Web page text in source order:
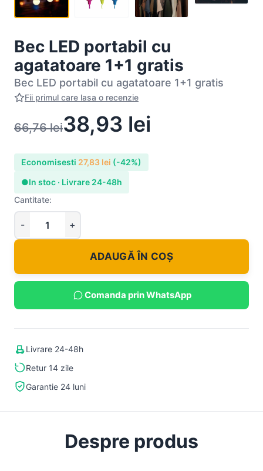
Bec LED portabil cu
agatatoare 1+1 gratis
Bec LED portabil cu agatatoare 1+1 gratis
Fii primul care lasa o recenzie
66,76lei38,93 lei
Economisesti 27,83 lei (-42%)
●In stoc · Livrare 24-48h
Cantitate:
ADAUGĂ ÎN COȘ
Comanda prin WhatsApp
Livrare 24-48h
Retur 14 zile
Garantie 24 luni
Despre produs